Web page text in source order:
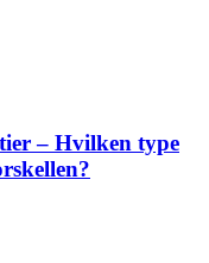
– Hvilken type